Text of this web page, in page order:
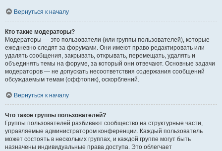
Вернуться к началу
Кто такие модераторы?
Модераторы — это пользователи (или группы пользователей), которые
ежедневно следят за форумами. Они имеют право редактировать или
удалять сообщения, закрывать, открывать, перемещать, удалять и
объединять темы на форуме, за который они отвечают. Основные задачи
модераторов — не допускать несоответствия содержания сообщений
обсуждаемым темам (оффтопик), оскорблений.
Вернуться к началу
Что такое группы пользователей?
Группы пользователей разбивают сообщество на структурные части,
управляемые администратором конференции. Каждый пользователь
может состоять в нескольких группах, и каждой группе могут быть
назначены индивидуальные права доступа. Это облегчает